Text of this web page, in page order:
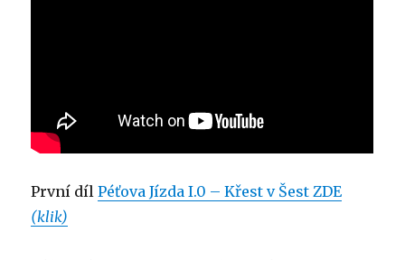
První dílPéťova Jízda I.0 – Křest v Šest ZDE
(klik)